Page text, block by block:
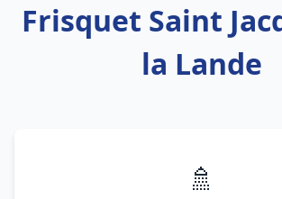
Frisquet Saint
la Lande
🚿